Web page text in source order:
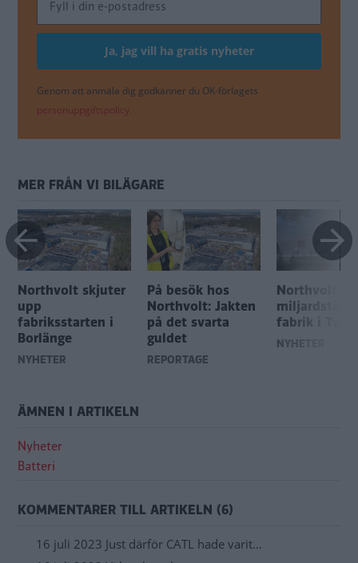
Genom att anmäla dig godkänner du OK-förlagets
personuppgiftspolicy.
MER FRÅN VI BILÄGARE
Northvolt skjuter
upp
fabriksstarten i
Borlänge
NYHETER
På besök hos
Northvolt: Jakten
på det svarta
guldet
REPORTAGE
Northvolt får
miljardstöd
fabrik i
NYHETER
ÄMNEN I ARTIKELN
Nyheter
Batteri
KOMMENTARER TILL ARTIKELN (6)
16 juli 2023 Just därför CATL hade varit…